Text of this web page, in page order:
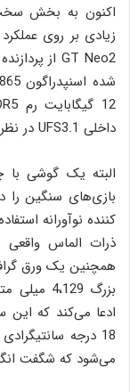
اکنون به بخش سخت
زیادی بر روی
داخلی UFS3.1 در نظر گرفته است.
البته یک گوشی با
بازی‌های سنگین را
کننده نوآورانه
همچنین یک ورق
بزرگ
ادعا می‌کند که
می‌شود که شگفت